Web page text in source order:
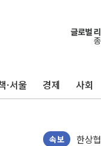
·서울 경제 사회
속보
10월
민주,
뉴욕